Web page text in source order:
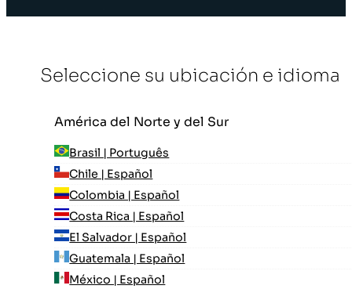
Seleccione su ubicación e idioma
América del Norte y del Sur
Brasil | Português
Chile | Español
Colombia | Español
Costa Rica | Español
El Salvador | Español
Guatemala | Español
México | Español